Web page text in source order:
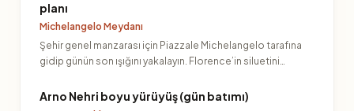
planı
Michelangelo Meydanı
Şehir genel manzarası için Piazzale Michelangelo tarafına
gidip günün son ışığını yakalayın. Florence’in siluetini…
Arno Nehri boyu yürüyüş (gün batımı)